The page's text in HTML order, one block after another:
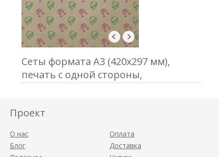
Сеты формата А3 (420х297 мм),
печать с одной стороны,
Проект
О нас
Блог
Оплата
Доставка